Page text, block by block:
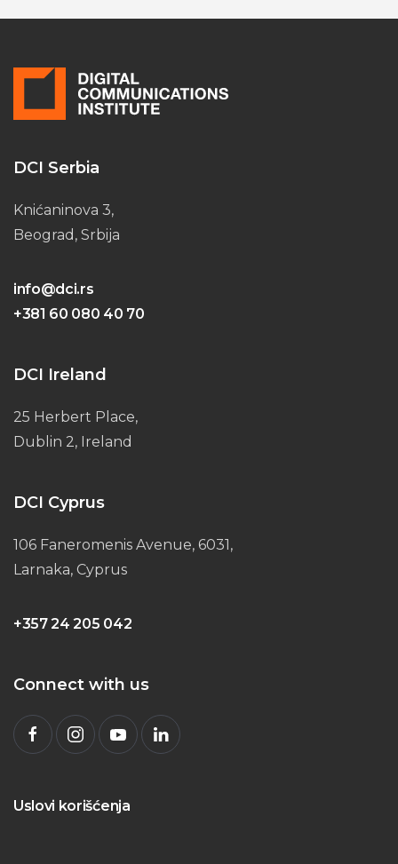
DCI Serbia
Knićaninova 3,
Beograd, Srbija
info@dci.rs
+381 60 080 40 70
DCI Ireland
25 Herbert Place,
Dublin 2, Ireland
DCI Cyprus
106 Faneromenis Avenue, 6031,
Larnaka, Cyprus
+357 24 205 042
Connect with us
Uslovi korišćenja